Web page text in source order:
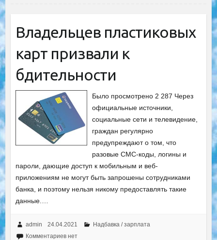
Владельцев пластиковых
карт призвали к
бдительности
Было просмотрено 2 287 Через
официальные источники,
социальные сети и телевидение,
граждан регулярно
предупреждают о том, что
разовые СМС-коды, логины и
пароли, дающие доступ к мобильным и веб-
приложениям не могут быть запрошены сотрудниками
банка, и поэтому нельзя никому предоставлять такие
данные.…
admin 24.04.2021
Надбавка / зарплата
Комментариев нет